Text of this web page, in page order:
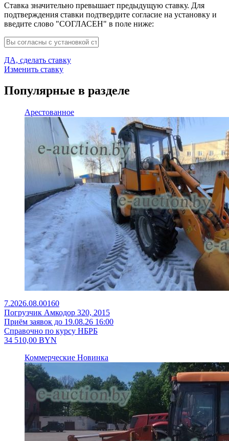
Ставка значительно превышает предыдущую ставку. Для
подтверждения ставки подтвердите согласие на установку и
введите слово "СОГЛАСЕН" в поле ниже:
ДА, сделать ставку
Изменить ставку
Популярные в разделе
Арестованное
7.2026.08.00160
Погрузчик Амкодор 320, 2015
Приём заявок до 19.08.26 16:00
Справочно по курсу НБРБ
34 510,00 BYN
Коммерческие Новинка